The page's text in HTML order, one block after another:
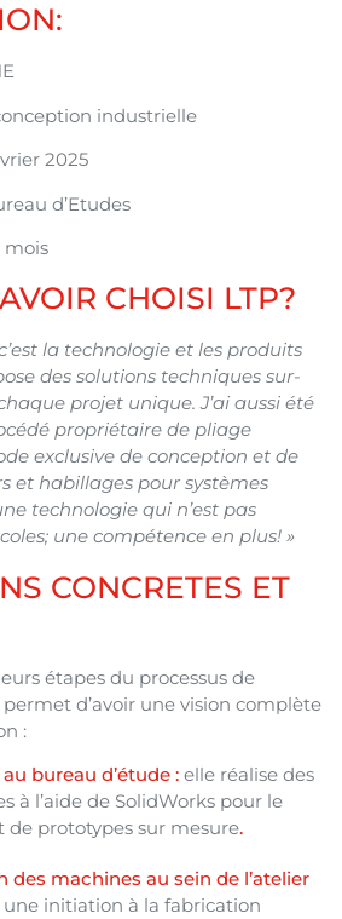
:
industrielle
2025
d’Etudes
mois
CHOISI LTP?
la technologie et les produits
des solutions techniques sur-
projet unique. J’ai aussi été
propriétaire de pliage
exclusive de conception et de
et habillages pour systèmes
technologie qui n’est pas
une compétence en plus! »
CONCRETES ET
étapes du processus de
d’avoir une vision complète
:
bureau d’étude : elle réalise des
à l’aide de SolidWorks pour le
prototypes sur mesure.
des machines au sein de l’atelier
une initiation à la fabrication